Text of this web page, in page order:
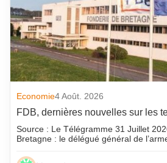
Economie4 Août. 2026
FDB, dernières nouvelles sur les
Source : Le Télégramme 31 Juillet
Bretagne : le délégué général de